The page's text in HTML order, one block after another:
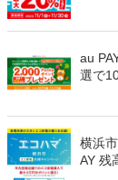
au
選で
横浜
AY 残